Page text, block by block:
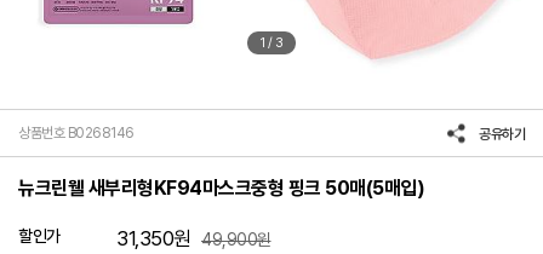
1 / 3
상품번호 B0268146 공유하기
뉴크린웰 새부리형KF94마스크중형 핑크 50매(5매입)
할인가 31,350원 49,900원